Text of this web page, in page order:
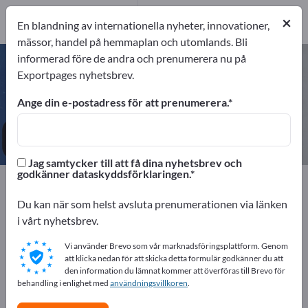
Bankomater – hitta tillverkare och
leverantörer
2
2
Exportpages
Företagsutrustning / Institutionell inredning
Inredning för banker
Bankomater
Annonsera gratis på Exportpages!
Behov – Erbjudanden – Begagnade varor –
Affärskontakter >> börja här
×
En blandning av internationella nyheter, innovationer,
mässor, handel på hemmaplan och utomlands. Bli
informerad före de andra och prenumerera nu på
Exportpages nyhetsbrev.
Ange din e-postadress för att prenumerera.
Jag samtycker till att få dina nyhetsbrev och
godkänner dataskyddsförklaringen.
Du kan när som helst avsluta prenumerationen via länken
i vårt nyhetsbrev.
Vi använder Brevo som vår marknadsföringsplattform. Genom
att klicka nedan för att skicka detta formulär godkänner du att
den information du lämnat kommer att överföras till Brevo för
behandling i enlighet med användningsvillkoren.